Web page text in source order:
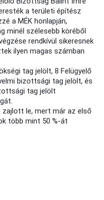
a területi építész
a MÉK honlapján,
minél szélesebb köréből
rendkívül sikeresnek
ilyen magas számban
tag jelölt, 8 Felügyelő
bizottsági tag jelölt, és
tag jelölt
le, mert már az első
több mint 50 %-át